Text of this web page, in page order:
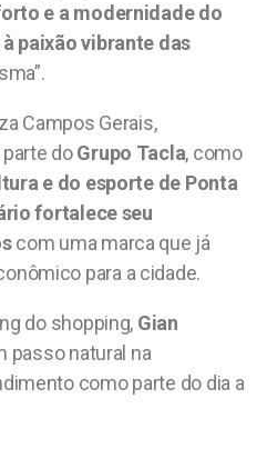
e a modernidade do
paixão vibrante das
Campos Gerais,
doGrupo Tacla, como
e do esporte de Ponta
fortalece seu
com uma marca que já
para a cidade.
do shopping, Gian
passo natural na
como parte do dia a